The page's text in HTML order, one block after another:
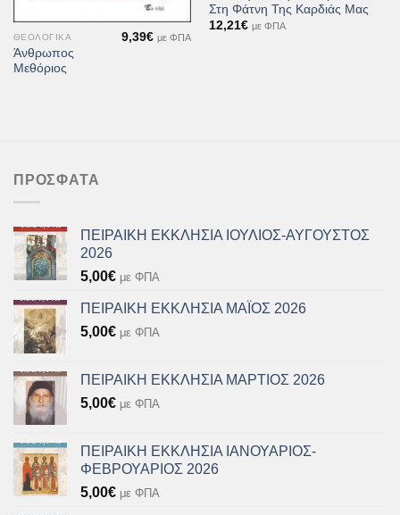
ΘΕΟΛΟΓΙΚΆ
Άνθρωπος
Μεθόριος
9,39€ με ΦΠΑ
Στη Φάτνη Της Καρδιάς Μας
12,21€ με ΦΠΑ
ΠΡΌΣΦΑΤΑ
ΠΕΙΡΑΙΚΗ ΕΚΚΛΗΣΙΑ ΙΟΥΛΙΟΣ-ΑΥΓΟΥΣΤΟΣ
2026
5,00€ με ΦΠΑ
ΠΕΙΡΑΙΚΗ ΕΚΚΛΗΣΙΑ ΜΑΪΟΣ 2026
5,00€ με ΦΠΑ
ΠΕΙΡΑΙΚΗ ΕΚΚΛΗΣΙΑ ΜΑΡΤΙΟΣ 2026
5,00€ με ΦΠΑ
ΠΕΙΡΑΙΚΗ ΕΚΚΛΗΣΙΑ ΙΑΝΟΥΑΡΙΟΣ-
ΦΕΒΡΟΥΑΡΙΟΣ 2026
5,00€ με ΦΠΑ